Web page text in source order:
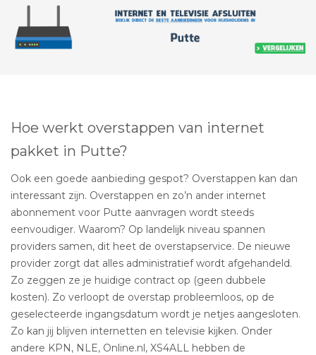
Hoe werkt overstappen van internet
pakket in Putte?
Ook een goede aanbieding gespot? Overstappen kan dan
interessant zijn. Overstappen en zo’n ander internet
abonnement voor Putte aanvragen wordt steeds
eenvoudiger. Waarom? Op landelijk niveau spannen
providers samen, dit heet de overstapservice. De nieuwe
provider zorgt dat alles administratief wordt afgehandeld.
Zo zeggen ze je huidige contract op (geen dubbele
kosten). Zo verloopt de overstap probleemloos, op de
geselecteerde ingangsdatum wordt je netjes aangesloten.
Zo kan jij blijven internetten en televisie kijken. Onder
andere KPN, NLE, Online.nl, XS4ALL hebben de